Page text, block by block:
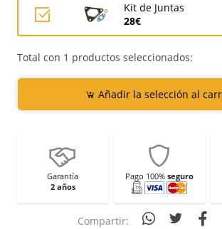
Kit de Juntas
28€
Total con 1 productos seleccionados:
Añadir la selección al
Garantía
2 años
Pago 100% seguro
Compartir: